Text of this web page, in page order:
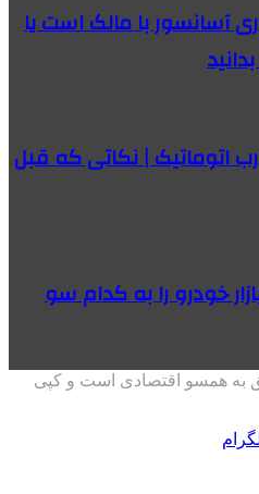
آسانسور با مالک است یا
اتوماتیک | نکاتی که قبل
خودرو را به کدام سو
به همسو اقتصادی است و کپی